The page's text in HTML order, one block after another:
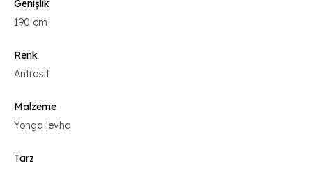
Genişlik
190 cm
Renk
Antrasit
Malzeme
Yonga levha
Tarz